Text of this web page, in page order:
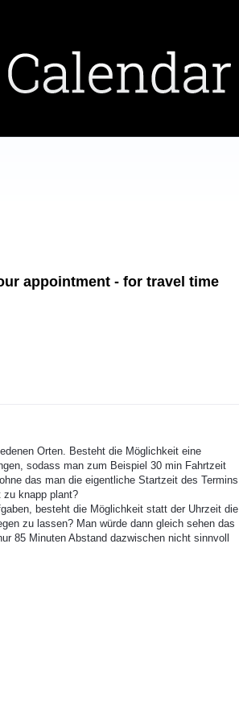
appointment - for travel time
Orten. Besteht die Möglichkeit eine
sodass man zum Beispiel 30 min Fahrtzeit
das man die eigentliche Startzeit des Termins
zu knapp plant?
besteht die Möglichkeit statt der Uhrzeit die
zu lassen? Man würde dann gleich sehen das
85 Minuten Abstand dazwischen nicht sinnvoll